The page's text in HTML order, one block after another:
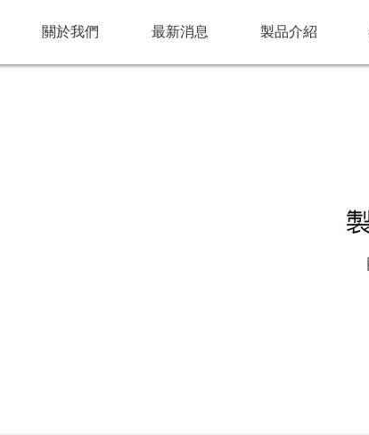
關於我們 最新消息 製品介紹